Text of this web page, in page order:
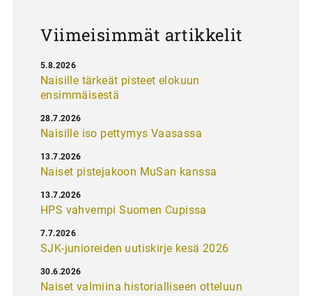
Viimeisimmät artikkelit
Naisille tärkeät pisteet elokuun
ensimmäisestä
5.8.2026
Naisille iso pettymys Vaasassa
28.7.2026
Naiset pistejakoon MuSan kanssa
13.7.2026
HPS vahvempi Suomen Cupissa
13.7.2026
SJK-junioreiden uutiskirje kesä 2026
7.7.2026
Naiset valmiina historialliseen otteluun
30.6.2026